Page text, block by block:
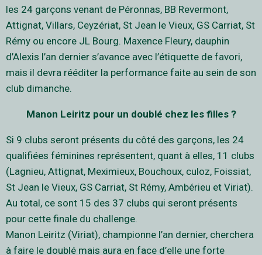
les 24 garçons venant de Péronnas, BB Revermont,
Attignat, Villars, Ceyzériat, St Jean le Vieux, GS Carriat, St
Rémy ou encore JL Bourg. Maxence Fleury, dauphin
d’Alexis l’an dernier s’avance avec l’étiquette de favori,
mais il devra rééditer la performance faite au sein de son
club dimanche.
Manon Leiritz pour un doublé chez les filles ?
Si 9 clubs seront présents du côté des garçons, les 24
qualifiées féminines représentent, quant à elles, 11 clubs
(Lagnieu, Attignat, Meximieux, Bouchoux, culoz, Foissiat,
St Jean le Vieux, GS Carriat, St Rémy, Ambérieu et Viriat).
Au total, ce sont 15 des 37 clubs qui seront présents
pour cette finale du challenge.
Manon Leiritz (Viriat), championne l’an dernier, cherchera
à faire le doublé mais aura en face d’elle une forte